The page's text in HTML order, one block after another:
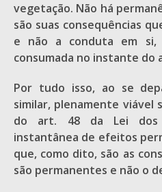
vegetação. Não há
são suas consequências
e não a conduta em
consumada no instante do
Por tudo isso, ao se
similar, plenamente viável
do art. 48 da Lei dos
instantânea de efeitos
que, como dito, são as
são permanentes e não o